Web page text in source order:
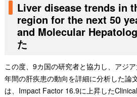
Liver disease trends in
region for the next 50
and Molecular
た
この度、9カ国の研究者と協力し、アジ
年間の肝疾患の動向を詳細に分析した論
は、Impact Factor 16.9に上昇した